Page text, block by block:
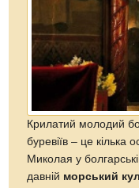
Крилатий молодий
буревіїв – це кілька
Миколая у
давній морський